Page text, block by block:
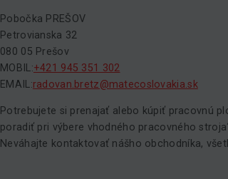
Pobočka PREŠOV
Petrovianska 32
080 05 Prešov
MOBIL:+421 945 351 302
EMAIL:radovan.bretz@matecoslovakia.sk
Potrebujete si prenajať alebo kúpiť pracovnú
poradiť pri výbere vhodného pracovného
Neváhajte kontaktovať nášho obchodníka,